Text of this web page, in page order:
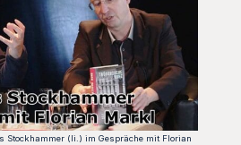
Stockhammer (li.) im Gespräche mit Florian